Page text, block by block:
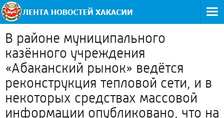
В районе муниципального
казённого учреждения
«Абаканский рынок» ведётся
реконструкция тепловой сети, и в
некоторых средствах массовой
информации опубликовано, что на